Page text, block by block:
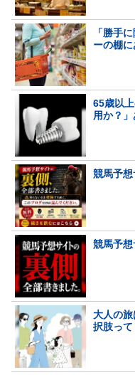
「勝手
ーの棚
65歳以
用か？
競馬予想
競馬予想
大人の
択肢って